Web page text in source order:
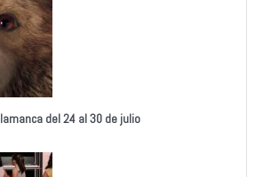
del 24 al 30 de julio